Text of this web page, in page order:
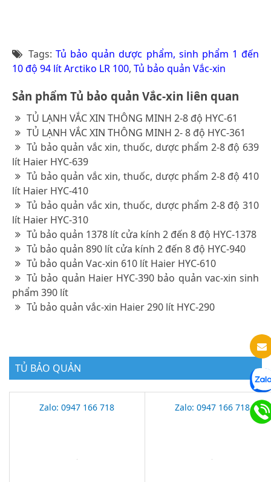
Tags: Tủ bảo quản dược phẩm, sinh phẩm 1 đến
10 độ 94 lít Arctiko LR 100, Tủ bảo quản Vắc-xin
Sản phẩm Tủ bảo quản Vắc-xin liên quan
TỦ LẠNH VẮC XIN THÔNG MINH 2-8 độ HYC-61
TỦ LẠNH VẮC XIN THÔNG MINH 2- 8 độ HYC-361
Tủ bảo quản vắc xin, thuốc, dược phẩm 2-8 độ 639
lít Haier HYC-639
Tủ bảo quản vắc xin, thuốc, dược phẩm 2-8 độ 410
lít Haier HYC-410
Tủ bảo quản vắc xin, thuốc, dược phẩm 2-8 độ 310
lít Haier HYC-310
Tủ bảo quản 1378 lít cửa kính 2 đến 8 độ HYC-1378
Tủ bảo quản 890 lít cửa kính 2 đến 8 độ HYC-940
Tủ bảo quản Vac-xin 610 lít Haier HYC-610
Tủ bảo quản Haier HYC-390 bảo quản vac-xin sinh
phẩm 390 lít
Tủ bảo quản vắc-xin Haier 290 lít HYC-290
TỦ BẢO QUẢN
Zalo: 0947 166 718 Zalo: 0947 166 718